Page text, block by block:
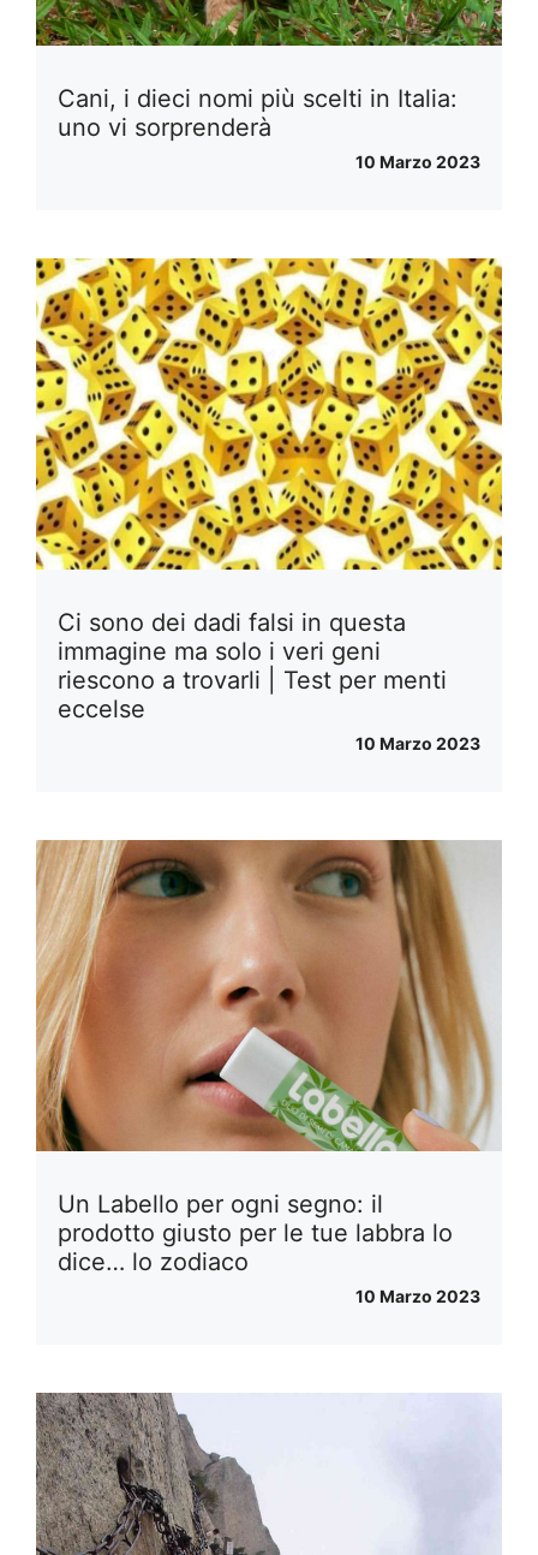
Cani, i dieci nomi più scelti in Italia:
uno vi sorprenderà
10 Marzo 2023
Ci sono dei dadi falsi in questa
immagine ma solo i veri geni
riescono a trovarli | Test per menti
eccelse
10 Marzo 2023
Un Labello per ogni segno: il
prodotto giusto per le tue labbra lo
dice… lo zodiaco
10 Marzo 2023